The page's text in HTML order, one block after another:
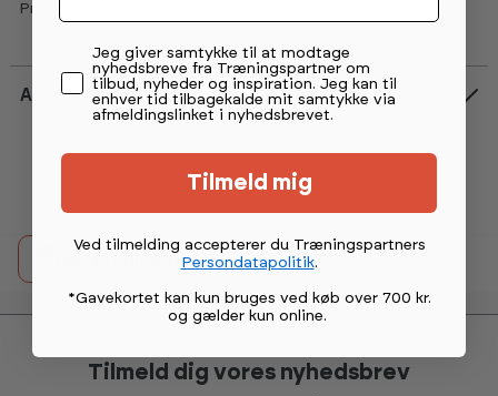
Prisen er angivet pr. stk. Slam Ball.
Anmeldelser
detail.printButtonText
Tilmeld dig vores nyhedsbrev
Permission tekst
Jeg giver samtykke til at modtage
nyhedsbreve fra Træningspartner om
tilbud, nyheder og inspiration. Jeg kan til
enhver tid tilbagekalde mit samtykke via
afmeldingslinket i nyhedsbrevet.
Tilmeld mig
Ved tilmelding accepterer du Træningspartners
Persondatapolitik.
*Gavekortet kan kun bruges ved køb over 700 kr.
og gælder kun online.